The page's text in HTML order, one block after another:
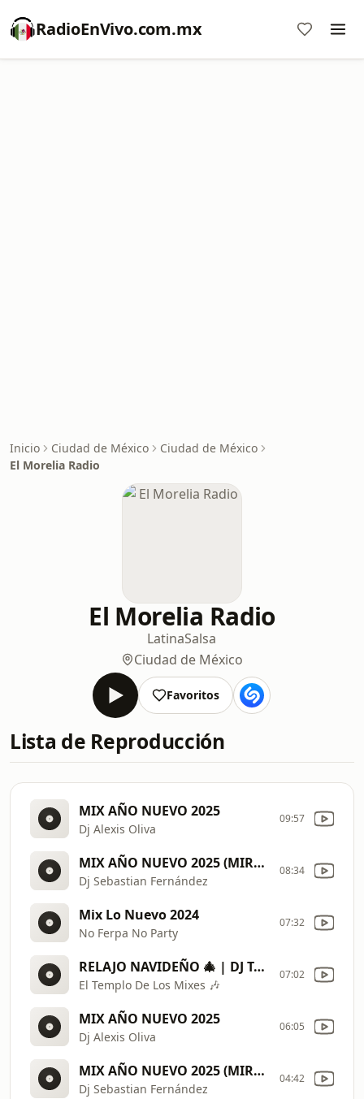
RadioEnVivo.com.mx
Inicio Ciudad de México
Ciudad de México
El Morelia Radio
El Morelia Radio
LatinaSalsa
Ciudad de México
Favoritos
Lista de Reproducción
MIX AÑO NUEVO 2025
Dj Alexis Oliva
09:57
MIX AÑO NUEVO 2025 (MIRAME, KHÉ, DEGENERE, QUE PASARIA, +57, SOLTERA, más) Sebastian Fernández
Dj Sebastian Fernández
08:34
Mix Lo Nuevo 2024
No Ferpa No Party
07:32
RELAJO NAVIDEÑO 🎄 | DJ TAZMANIA EL DEMONIO DE LAS MEZCLAS. #LoMejor #DeLa#CumbiasNavideñas
El Templo De Los Mixes 🎶
07:02
MIX AÑO NUEVO 2025
Dj Alexis Oliva
06:05
MIX AÑO NUEVO 2025 (MIRAME, KHÉ, DEGENERE, QUE PASARIA, +57, SOLTERA, más) Sebastian Fernández
Dj Sebastian Fernández
04:42